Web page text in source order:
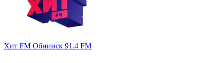
Хит FM Обнинск 91.4 FM